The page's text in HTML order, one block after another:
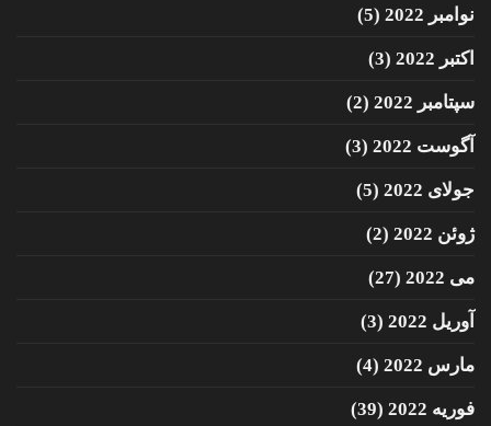
نوامبر 2022
(5)
اکتبر 2022
(3)
سپتامبر 2022
(2)
آگوست 2022
(3)
جولای 2022
(5)
ژوئن 2022
(2)
می 2022
(27)
آوریل 2022
(3)
مارس 2022
(4)
فوریه 2022
(39)